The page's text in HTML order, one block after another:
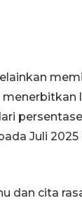
Juli
dan cita